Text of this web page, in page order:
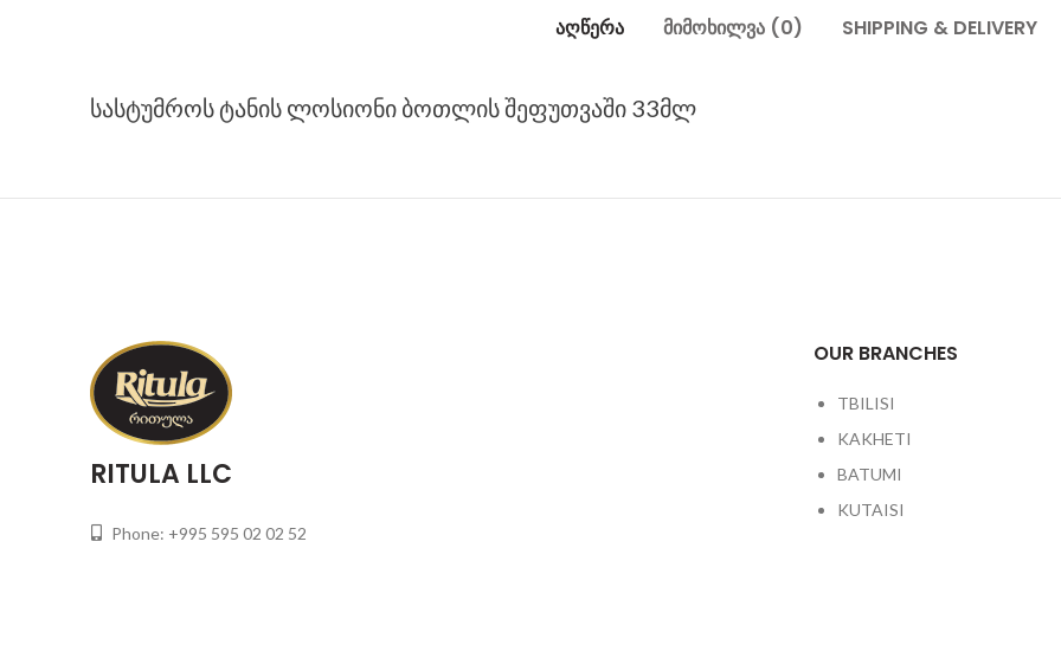
ᲐᲦᲬᲔᲠᲐ ᲛᲘᲛᲝᲮᲘᲚᲕᲐ (0) SHIPPING & DELIVERY
სასტუმროს ტანის ლოსიონი ბოთლის შეფუთვაში 33მლ
RITULA LLC
Phone: +995 595 02 02 52
OUR BRANCHES
TBILISI
KAKHETI
BATUMI
KUTAISI